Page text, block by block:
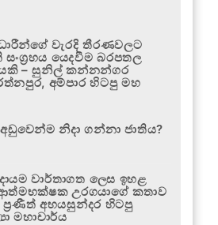
වැරදි තීරණවලට
යෙදවීම බරපතල
– සුනිල් කන්නන්ගර
අම්පාර හිටපු මහ
නිදා ගන්නා ජාතිය?
වාර්තාගත ලෙස ඉහළ
උරගයාගේ කතාව
ප්‍රණීත් අභයසුන්දර හිටපු
මහාචාර්ය